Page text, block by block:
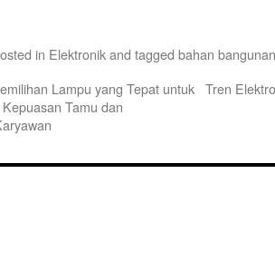
in Elektronikand tagged bahan
Lampu yang Tepat untuk
Tamu dan
Tren